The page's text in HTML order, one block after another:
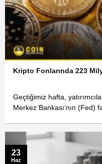
Kripto Fonlarında 223
Geçtiğimiz hafta,
Merkez Bankası’nın (Fed)
23
Haz